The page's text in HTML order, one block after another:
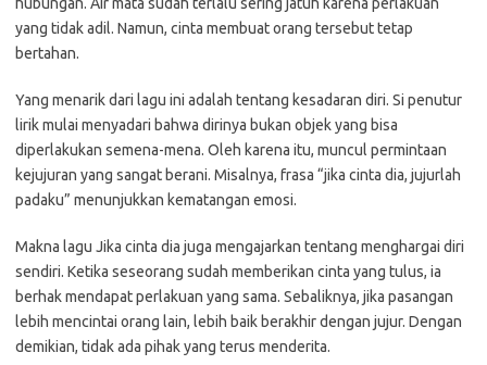
yang tidak adil. Namun, cinta membuat orang tersebut tetap
bertahan.
Yang menarik dari lagu ini adalah tentang kesadaran diri. Si penutur
lirik mulai menyadari bahwa dirinya bukan objek yang bisa
diperlakukan semena-mena. Oleh karena itu, muncul permintaan
kejujuran yang sangat berani. Misalnya, frasa “jika cinta dia, jujurlah
padaku” menunjukkan kematangan emosi.
Makna lagu Jika cinta dia juga mengajarkan tentang menghargai diri
sendiri. Ketika seseorang sudah memberikan cinta yang tulus, ia
berhak mendapat perlakuan yang sama. Sebaliknya, jika pasangan
lebih mencintai orang lain, lebih baik berakhir dengan jujur. Dengan
demikian, tidak ada pihak yang terus menderita.